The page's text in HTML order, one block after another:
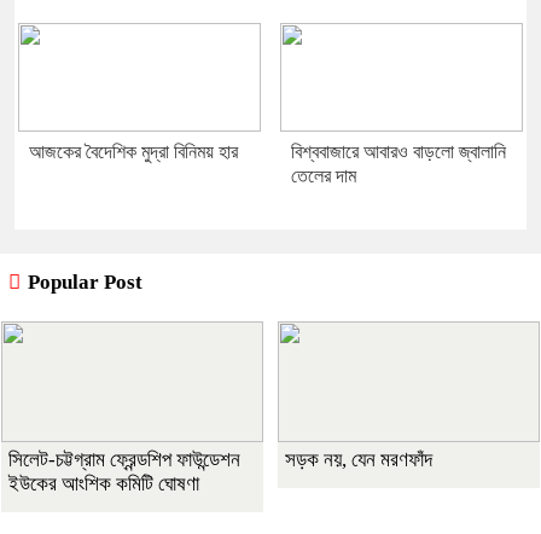
আজকের বৈদেশিক মুদ্রা বিনিময় হার
বিশ্ববাজারে আবারও বাড়লো জ্বালানি
তেলের দাম
Popular Post
সিলেট-চট্টগ্রাম ফ্রেন্ডশিপ ফাউন্ডেশন
ইউকের আংশিক কমিটি ঘোষণা
সড়ক নয়, যেন মরণফাঁদ